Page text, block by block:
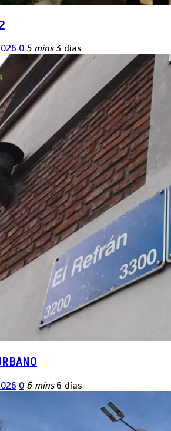
0 5 mins 3 días
0 6 mins 6 días